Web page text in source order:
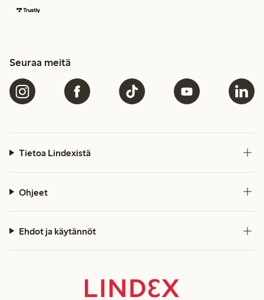
Seuraa meitä
Tietoa Lindexistä
Ohjeet
Ehdot ja käytännöt